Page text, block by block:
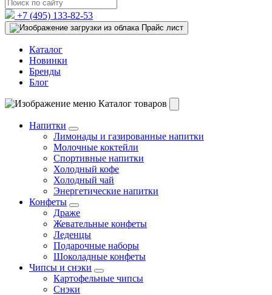
+7 (495) 133-82-53
Прайс лист
Каталог
Новинки
Бренды
Блог
Каталог товаров
Напитки
Лимонады и газированные напитки
Молочные коктейли
Спортивные напитки
Холодный кофе
Холодный чай
Энергетические напитки
Конфеты
Драже
Жевательные конфеты
Леденцы
Подарочные наборы
Шоколадные конфеты
Чипсы и снэки
Картофельные чипсы
Снэки